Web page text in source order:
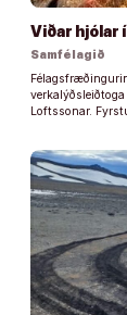
Viðar hjólar
Samfélagið
Loftssonar.